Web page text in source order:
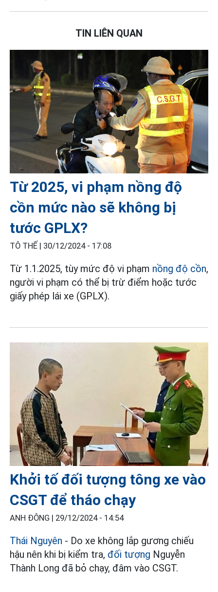
TIN LIÊN QUAN
Từ 2025, vi phạm nồng độ
cồn mức nào sẽ không bị
tước GPLX?
TÔ THẾ | 30/12/2024 - 17:08
Từ 1.1.2025, tùy mức độ vi phạm nồng độ cồn,
người vi phạm có thể bị trừ điểm hoặc tước
giấy phép lái xe (GPLX).
Khởi tố đối tượng tông xe vào
CSGT để tháo chạy
ANH ĐÔNG | 29/12/2024 - 14:54
Thái Nguyên - Do xe không lắp gương chiếu
hậu nên khi bị kiểm tra, đối tượng Nguyễn
Thành Long đã bỏ chạy, đâm vào CSGT.